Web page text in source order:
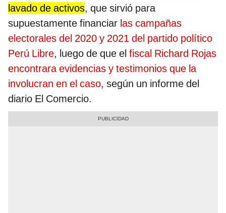
lavado de activos, que sirvió para
supuestamente financiar las campañas
electorales del 2020 y 2021 del partido político
Perú Libre, luego de que el fiscal Richard Rojas
encontrara evidencias y testimonios que la
involucran en el caso, según un informe del
diario El Comercio.